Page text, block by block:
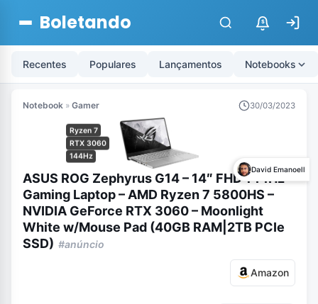
Boletando $
Recentes Populares Lançamentos Notebooks
Notebook » Gamer 30/03/2023
Ryzen 7
RTX 3060
144Hz
David Emanoell
ASUS ROG Zephyrus G14 – 14″ FHD 144Hz
Gaming Laptop – AMD Ryzen 7 5800HS –
NVIDIA GeForce RTX 3060 – Moonlight
White w/Mouse Pad (40GB RAM|2TB PCIe
SSD) #anúncio
Amazon